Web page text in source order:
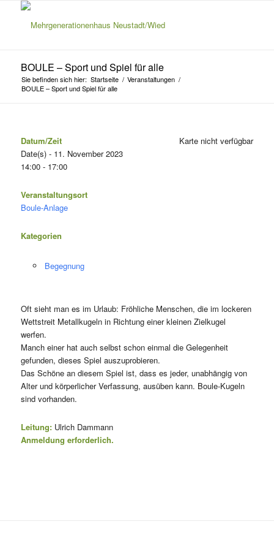
BOULE – Sport und Spiel für alle
Sie befinden sich hier: Startseite / Veranstaltungen /
BOULE – Sport und Spiel für alle
Karte nicht verfügbar
Datum/Zeit
Date(s) - 11. November 2023
14:00 - 17:00
Veranstaltungsort
Boule-Anlage
Kategorien
Begegnung
Oft sieht man es im Urlaub: Fröhliche Menschen, die im lockeren
Wettstreit Metallkugeln in Richtung einer kleinen Zielkugel
werfen.
Manch einer hat auch selbst schon einmal die Gelegenheit
gefunden, dieses Spiel auszuprobieren.
Das Schöne an diesem Spiel ist, dass es jeder, unabhängig von
Alter und körperlicher Verfassung, ausüben kann. Boule-Kugeln
sind vorhanden.
Leitung: Ulrich Dammann
Anmeldung erforderlich.